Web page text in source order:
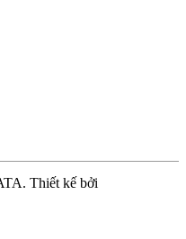
Thiết kế bởi